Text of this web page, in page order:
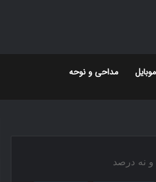
مداحی و نوحه
و نه درصد